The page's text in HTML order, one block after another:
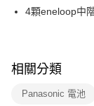
【大哥付你分期使
1.本服務由台灣大
3.實際核准額度、可
消。如遇「轉專審
ATM付款
宅配
每筆NT$100，滿
4顆eneloop中
相關分類
Panasonic 電池